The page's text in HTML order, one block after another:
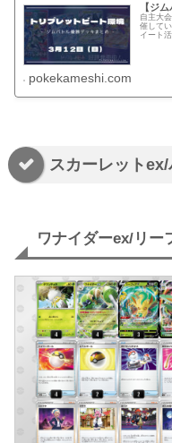
【ジ
自主大
催して
イート
pokekameshi.com
スカーレット
ワナイダーex/リー